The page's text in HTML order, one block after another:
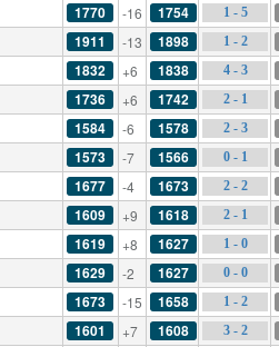
1770 -16 1754 1 - 5
1911 -13 1898 1 - 2
1832 +6 1838 4 - 3
1736 +6 1742 2 - 1
1584 -6 1578 2 - 3
1573 -7 1566 0 - 1
1677 -4 1673 2 - 2
1609 +9 1618 2 - 1
1619 +8 1627 1 - 0
1629 -2 1627 0 - 0
1673 -15 1658 1 - 2
1601 +7 1608 3 - 2